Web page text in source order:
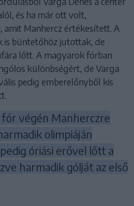
és ha már ott volt,
amit Manhercz értékesített. A
is büntetőhöz jutottak, de
lőtt. A magyarok fórban
különbségért, de Varga
pedig emberelőnyből kis
végén Manherczre
olimpiáján
óriási erővel lőtt a
harmadik gólját az első